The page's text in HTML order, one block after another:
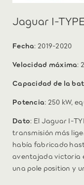
Jaguar I-
Fecha: 2019-2020
Velocidad máxima:
Capacidad de la
Potencia: 250 kW,
Dato: El Jaguar I-
transmisión más
había fabricado
aventajada victoria
una pole position y